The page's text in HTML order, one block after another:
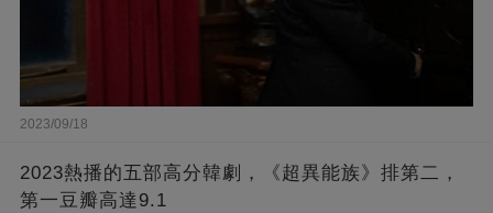
2023/09/18
2023熱播的五部高分韓劇，《超異能族》排第二，
第一豆瓣高達9.1